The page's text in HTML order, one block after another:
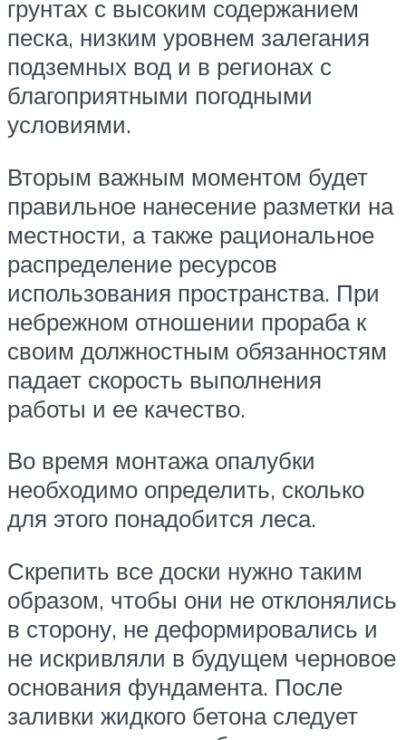
грунтах с высоким содержанием
песка, низким уровнем залегания
подземных вод и в регионах с
благоприятными погодными
условиями.
Вторым важным моментом будет
правильное нанесение разметки на
местности, а также рациональное
распределение ресурсов
использования пространства. При
небрежном отношении прораба к
своим должностным обязанностям
падает скорость выполнения
работы и ее качество.
Во время монтажа опалубки
необходимо определить, сколько
для этого понадобится леса.
Скрепить все доски нужно таким
образом, чтобы они не отклонялись
в сторону, не деформировались и
не искривляли в будущем черновое
основания фундамента. После
заливки жидкого бетона следует